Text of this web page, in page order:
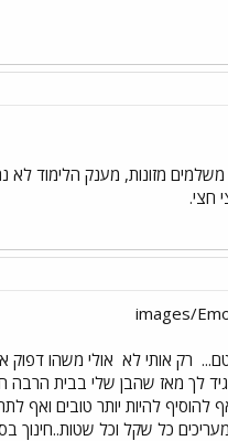
מזונות, מענק הלימוד לא
חצי.
רק אותי לא אולי משהו דפוק
50 גיא מה אגיד לך מאז שהבן שלי
להוסיף להיות יותר טובים
כל שקל וכל שטות..חינוך